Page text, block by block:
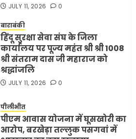
JULY 11, 2026 0
बाराबंकी
हिंदू सुरक्षा सेवा संघ के जिला
कार्यालय पर पूज्य महंत श्री श्री 1008
श्री संतराम दास जी महाराज को
श्रद्धांजलि
JULY 11, 2026 0
पीलीभीत
पीएम आवास योजना में घूसखोरी का
आरोप, बरखेड़ा तल्लुक पसगवां में